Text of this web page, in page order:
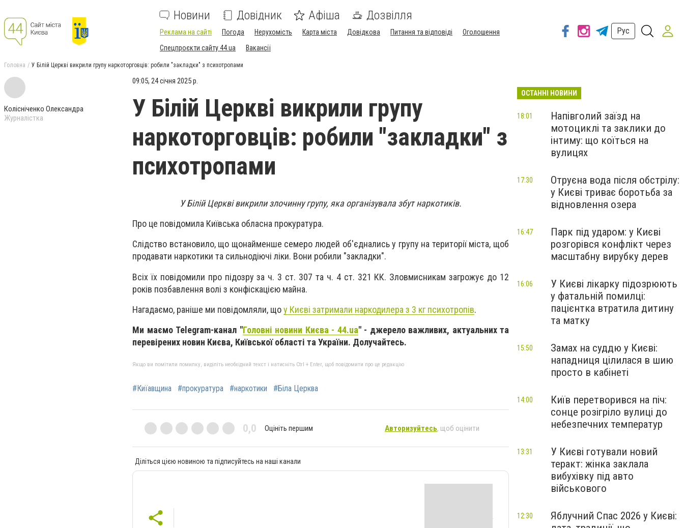
Новини Довідник Афіша Дозвілля
Реклама на сайті Погода Нерухомість Карта міста Довідкова Питання та відповіді
Оголошення
Спецпроєкти сайту 44.ua
Вакансії
Рус
Головна У Білій Церкві викрили групу наркоторговців: робили "закладки" з психотропами
Колісніченко Олександра
Журналістка
09:05, 24 січня 2025 р.
У Білій Церкві викрили групу
наркоторговців: робили "закладки" з
психотропами
У Білій Церкві викрили злочинну групу, яка організувала збут наркотиків.
Про це повідомила Київська обласна прокуратура.
Слідство встановило, що щонайменше семеро людей об'єднались у групу на території міста, щоб
продавати наркотики та сильнодіючі ліки. Вони робили "закладки".
Всіх їх повідомили про підозру за ч. 3 ст. 307 та ч. 4 ст. 321 КК. Зловмисникам загрожує до 12
років позбавлення волі з конфіскацією майна.
Нагадаємо, раніше ми повідомляли, щоу Києві затримали наркодилера з 3 кг психотропів.
Ми маємо Telegram-канал "Головні новини Києва - 44.ua" - джерело важливих, актуальних та
перевірених новин Києва, Київської області та України. Долучайтесь.
Якщо ви помітили помилку, виділіть необхідний текст і натисніть Ctrl + Enter, щоб повідомити про це редакцію
#Киїавщина #прокуратура #наркотики #Біла Церква
0,0 Оцініть першим Авторизуйтесь, щоб оцінити
Діліться цією новиною та підписуйтесь на наші канали
ОСТАННІ НОВИНИ
Напівголий заїзд на
мотоциклі та заклики до
інтиму: що коїться на
вулицях
18:01
Отруєна вода після обстрілу:
у Києві триває боротьба за
відновлення озера
17:30
Парк під ударом: у Києві
розгорівся конфлікт через
масштабну вирубку дерев
16:47
У Києві лікарку підозрюють
у фатальній помилці:
пацієнтка втратила дитину
та матку
16:06
Замах на суддю у Києві:
нападниця цілилася в шию
просто в кабінеті
15:50
Київ перетворився на піч:
сонце розігріло вулиці до
небезпечних температур
14:00
У Києві готували новий
теракт: жінка заклала
вибухівку під авто
військового
13:31
Яблучний Спас 2026 у Києві:
12:30